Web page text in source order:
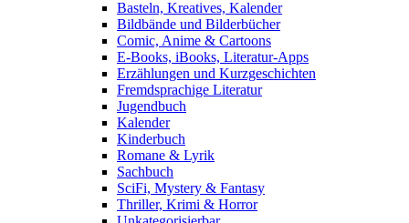
Basteln, Kreatives, Kalender
Bildbände und Bilderbücher
Comic, Anime & Cartoons
E-Books, iBooks, Literatur-Apps
Erzählungen und Kurzgeschichten
Fremdsprachige Literatur
Jugendbuch
Kalender
Kinderbuch
Romane & Lyrik
Sachbuch
SciFi, Mystery & Fantasy
Thriller, Krimi & Horror